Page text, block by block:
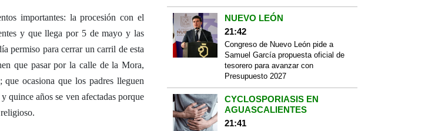
importantes: la procesión con el
y que llega por 5 de mayo y las
permiso para cerrar un carril de esta
que pasar por la calle de la Mora,
ocasiona que los padres lleguen
quince años se ven afectadas porque
NUEVO LEÓN
21:42
Congreso de Nuevo León pide a
Samuel García propuesta oficial de
tesorero para avanzar con
Presupuesto 2027
CYCLOSPORIASIS EN
AGUASCALIENTES
21:41